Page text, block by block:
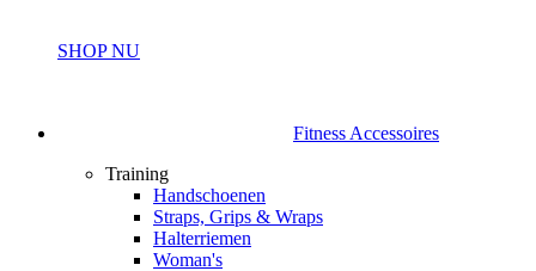
SHOP NU
Fitness Accessoires
Training
Handschoenen
Straps, Grips & Wraps
Halterriemen
Woman's